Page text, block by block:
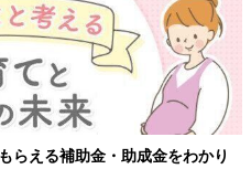
らえる補助金・助成金をわかり